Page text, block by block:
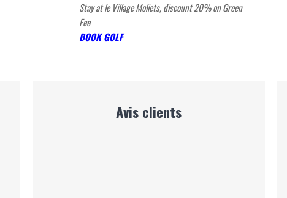
Stay at le Village Moliets,discount 20% on Green
Fee
BOOK GOLF
Avis clients